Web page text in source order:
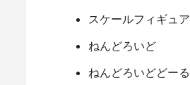
スケールフィギュア
ねんどろいど
ねんどろいどどーる